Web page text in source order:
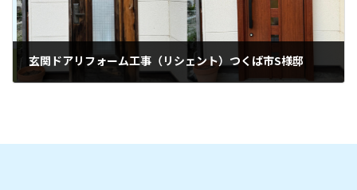
玄関ドアリフォーム工事（リシェント）つくば市S様邸
2024年4月20日